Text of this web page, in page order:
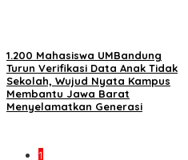
1.200 Mahasiswa UMBandung
Turun Verifikasi Data Anak Tidak
Sekolah, Wujud Nyata Kampus
Membantu Jawa Barat
Menyelamatkan Generasi
1